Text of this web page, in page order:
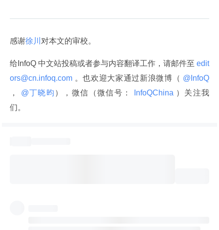
感谢徐川 对本文的审校。
给InfoQ 中文站投稿或者参与内容翻译工作，请邮件至 edit
ors@cn.infoq.com 。也欢迎大家通过新浪微博（
，
@丁晓昀 ），微信（微信号： InfoQChina ）关注我
们。